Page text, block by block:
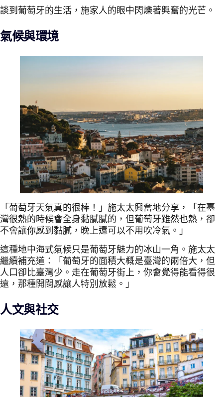
談到葡萄牙的生活，施家人的眼中閃爍著興奮的光芒。
氣候與環境
「葡萄牙天氣真的很棒！」施太太興奮地分享，「在臺
灣很熱的時候會全身黏膩膩的，但葡萄牙雖然也熱，卻
不會讓你感到黏膩，晚上還可以不用吹冷氣。」
這種地中海式氣候只是葡萄牙魅力的冰山一角。施太太
繼續補充道：「葡萄牙的面積大概是臺灣的兩倍大，但
人口卻比臺灣少。走在葡萄牙街上，你會覺得能看得很
遠，那種開闊感讓人特別放鬆。」
人文與社交